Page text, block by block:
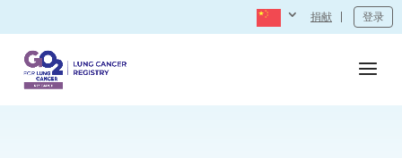
捐献 登录